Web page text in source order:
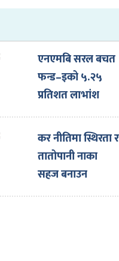
एनएमबि सरल बचत
फन्ड–इको ५.२५
प्रतिशत लाभांश
घोषणा
कर नीतिमा स्थिरता र
तातोपानी नाका
सहज बनाउन
नाइमाको माग,